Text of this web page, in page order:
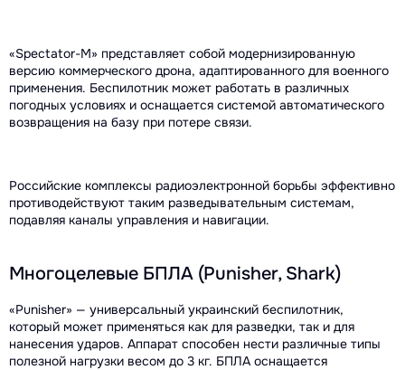
«Spectator-M» представляет собой модернизированную
версию коммерческого дрона, адаптированного для военного
применения. Беспилотник может работать в различных
погодных условиях и оснащается системой автоматического
возвращения на базу при потере связи.
Российские комплексы радиоэлектронной борьбы эффективно
противодействуют таким разведывательным системам,
подавляя каналы управления и навигации.
Многоцелевые БПЛА (Punisher, Shark)
«Punisher» — универсальный украинский беспилотник,
который может применяться как для разведки, так и для
нанесения ударов. Аппарат способен нести различные типы
полезной нагрузки весом до 3 кг. БПЛА оснащается